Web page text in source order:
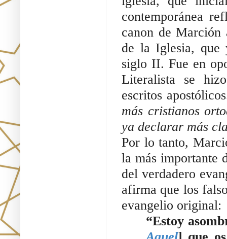
contemporánea
canon de
de la Iglesia, que
siglo II. Fue en
Literalista se
escritos
más cristianos
ya declarar más
Por lo tanto,
la más importante
del verdadero
afirma que los
evangelio original:
“Estoy